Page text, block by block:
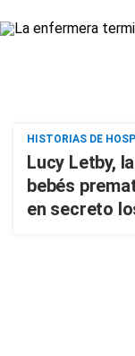
HISTORIAS DE
Lucy Letby,
bebés
en secreto